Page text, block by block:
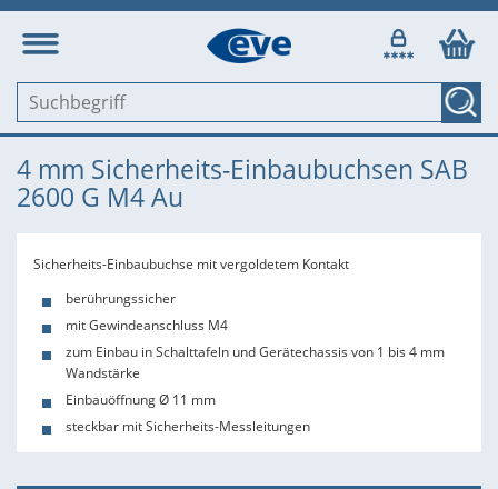
4 mm Sicherheits-Einbaubuchsen SAB
2600 G M4 Au
Sicherheits-Einbaubuchse mit vergoldetem Kontakt
berührungssicher
mit Gewindeanschluss M4
zum Einbau in Schalttafeln und Gerätechassis von 1 bis 4 mm
Wandstärke
Einbauöffnung Ø 11 mm
steckbar mit Sicherheits-Messleitungen